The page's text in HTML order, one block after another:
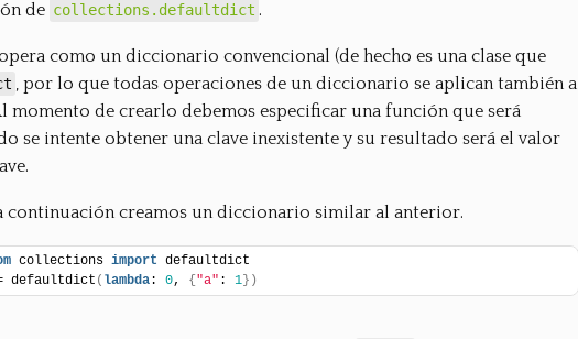
de collections.defaultdict .
como un diccionario convencional (de hecho es una clase que
, por lo que todas operaciones de un diccionario se aplican también a
momento de crearlo debemos especificar una función que será
se intente obtener una clave inexistente y su resultado será el valor
continuación creamos un diccionario similar al anterior.
collections import defaultdict
defaultdict ( lambda: 0, { "a" : 1 } )